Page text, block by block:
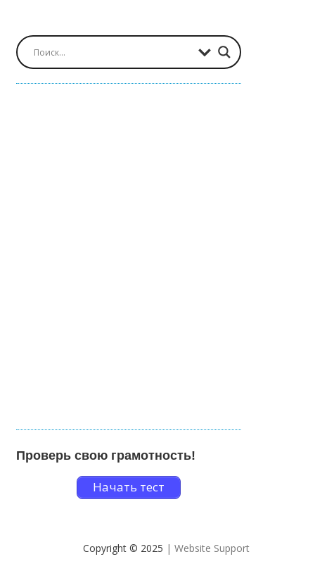
Проверь свою грамотность!
Начать тест
Copyright © 2025 | Website Support